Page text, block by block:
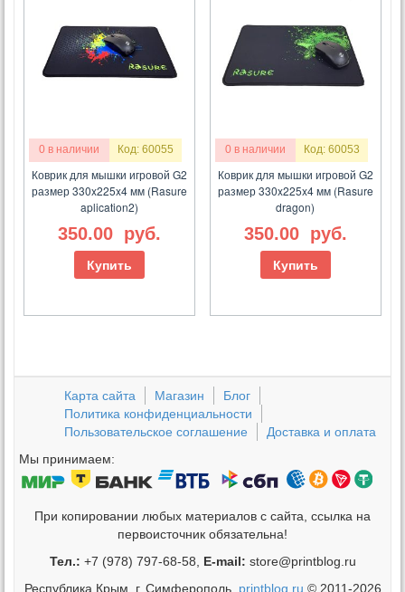
0 в наличии Код: 60055
Коврик для мышки игровой G2
размер 330x225x4 мм (Rasure
aplication2)
350.00 руб.
Купить
0 в наличии Код: 60053
Коврик для мышки игровой G2
размер 330x225x4 мм (Rasure
dragon)
350.00 руб.
Купить
Карта сайта Магазин
Блог
Политика конфиденциальности
Пользовательское соглашение
Доставка и оплата
Мы принимаем:
При копировании любых материалов с сайта, ссылка на
первоисточник обязательна!
Тел.: +7 (978) 797-68-58, E-mail: store@printblog.ru
Республика Крым, г. Симферополь, printblog.ru © 2011-2026